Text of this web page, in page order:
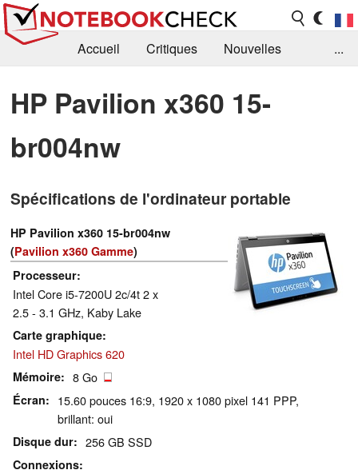
Accueil Critiques
Nouvelles
Recherche
Contact
...
HP Pavilion x360 15-
br004nw
Spécifications de l'ordinateur portable
HP Pavilion x360 15-br004nw
(Pavilion x360 Gamme)
Processeur
Intel Core i5-7200U 2c/4t 2 x
2.5 - 3.1 GHz, Kaby Lake
Carte graphique
Intel HD Graphics 620
Mémoire 8 Go
Écran
15.60 pouces 16:9, 1920 x 1080 pixel 141 PPP,
brillant: oui
Disque dur 256 GB SSD
Connexions